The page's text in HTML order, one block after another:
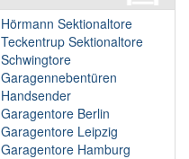
Hörmann Sektionaltore
Teckentrup Sektionaltore
Schwingtore
Garagennebentüren
Handsender
Garagentore Berlin
Garagentore Leipzig
Garagentore Hamburg